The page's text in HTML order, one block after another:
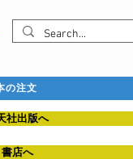
の注文
社出版へ
書店へ